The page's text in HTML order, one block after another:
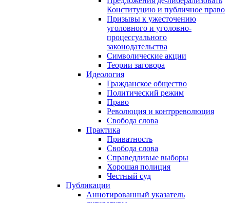
Конституцию и публичное право
Призывы к ужесточению
уголовного и уголовно-
процессуального
законодательства
Символические акции
Теории заговора
Идеология
Гражданское общество
Политический режим
Право
Революция и контрреволюция
Свобода слова
Практика
Приватность
Свобода слова
Справедливые выборы
Хорошая полиция
Честный суд
Публикации
Аннотированный указатель